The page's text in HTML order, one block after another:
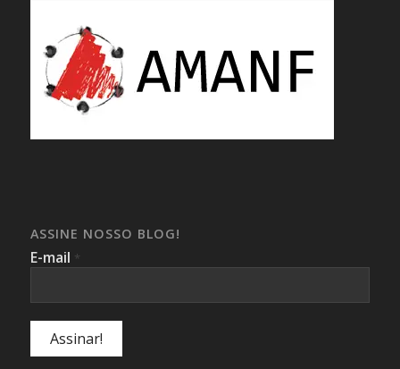
ASSINE NOSSO BLOG!
E-mail *